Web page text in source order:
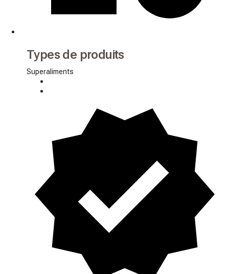
Types de produits
Superaliments